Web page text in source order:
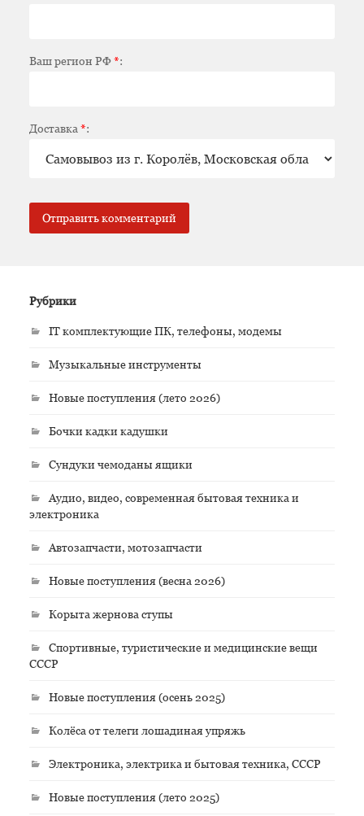
Ваш регион РФ*:
Доставка *:
Рубрики
IT комплектующие ПК, телефоны, модемы
Музыкальные инструменты
Новые поступления (лето 2026)
Бочки кадки кадушки
Сундуки чемоданы ящики
Аудио, видео, современная бытовая техника и
электроника
Автозапчасти, мотозапчасти
Новые поступления (весна 2026)
Корыта жернова ступы
Спортивные, туристические и медицинские вещи
СССР
Новые поступления (осень 2025)
Колёса от телеги лошадиная упряжь
Электроника, электрика и бытовая техника, СССР
Новые поступления (лето 2025)